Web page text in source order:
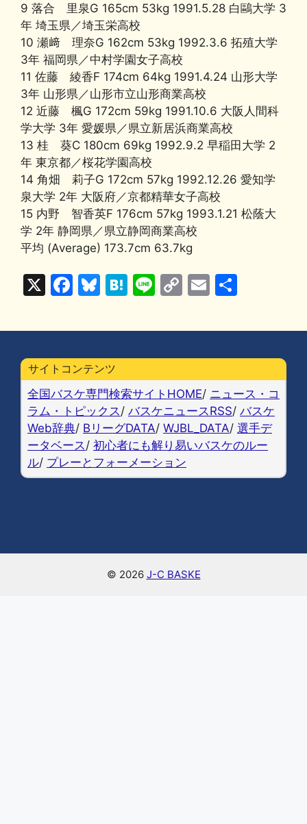
9 落合 里泉G 165cm 53kg 1991.5.28 白鷗大学 3
年 埼玉県／埼玉栄高校
10 瀬﨑 理奈G 162cm 53kg 1992.3.6 拓殖大学
3年 福岡県／中村学園女子高校
11 佐藤 綾香F 174cm 64kg 1991.4.24 山形大学
3年 山形県／山形市立山形商業高校
12 近藤 楓G 172cm 59kg 1991.10.6 大阪人間科
学大学 3年 愛媛県／県立新居浜商業高校
13 桂 葵C 180cm 69kg 1992.9.2 早稲田大学 2
年 東京都／桜花学園高校
14 角畑 莉子G 172cm 57kg 1992.12.26 愛知学
泉大学 2年 大阪府／京都精華女子高校
15 内野 智香英F 176cm 57kg 1993.1.21 松蔭大
学 2年 静岡県／県立静岡商業高校
平均 (Average) 173.7cm 63.7kg
X
F
c
b
o
o
k
Bl
e
k
y
H
e
Li
e
C
p
n
k
E
ai
サイトコンテンツ
全国バスケ専門検索サイトHOME/ ニュース・コ
ラム・トピックス/ バスケニュースRSS/ バスケ
Web辞典/ BリーグDATA/ WJBL_DATA/ 選手デ
ータベース/ 初心者にも解り易いバスケのルー
ル/ プレーとフォーメーション
© 2026 J-C BASKE